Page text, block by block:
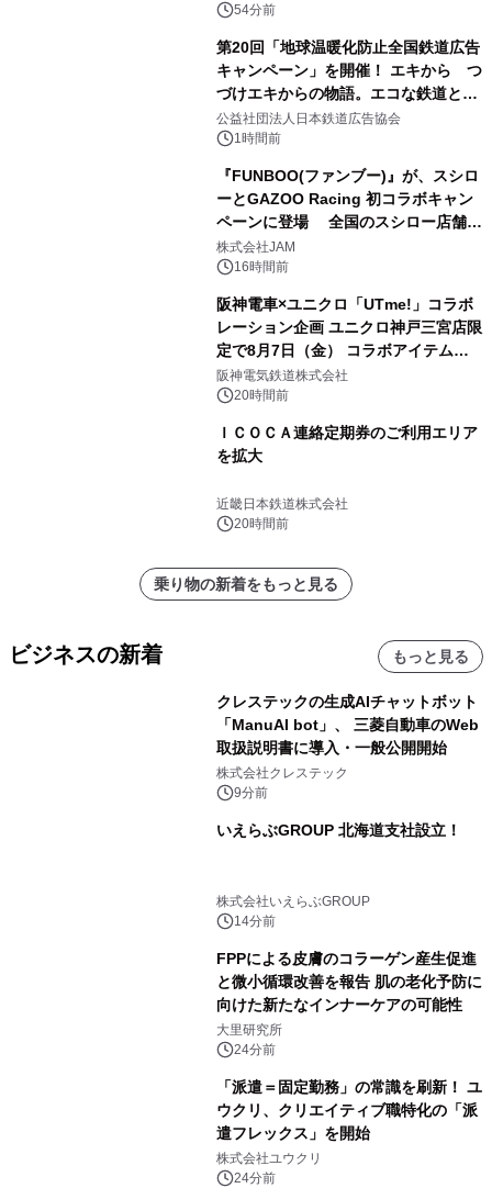
番搾り飲み放題が復活！
54分前
第20回「地球温暖化防止全国鉄道広告
キャンペーン」を開催！ エキから つ
づけエキからの物語。エコな鉄道とと
もに。
公益社団法人日本鉄道広告協会
1時間前
『FUNBOO(ファンブー)』が、スシロ
ーとGAZOO Racing 初コラボキャン
ペーンに登場 全国のスシロー店舗で
GR 4車種の FUNBOO(ミニカー)付き
メニューが展開されます
株式会社JAM
16時間前
阪神電車×ユニクロ「UTme!」コラボ
レーション企画 ユニクロ神戸三宮店限
定で8月7日（金） コラボアイテムが
発売決定！
阪神電気鉄道株式会社
20時間前
ＩＣＯＣＡ連絡定期券のご利用エリア
を拡大
近畿日本鉄道株式会社
20時間前
乗り物の新着をもっと見る
ビジネスの新着 もっと見る
クレステックの生成AIチャットボット
「ManuAI bot」、 三菱自動車のWeb
取扱説明書に導入・一般公開開始
株式会社クレステック
9分前
いえらぶGROUP 北海道支社設立！
株式会社いえらぶGROUP
14分前
FPPによる皮膚のコラーゲン産生促進
と微小循環改善を報告 肌の老化予防に
向けた新たなインナーケアの可能性
大里研究所
24分前
「派遣＝固定勤務」の常識を刷新！ ユ
ウクリ、クリエイティブ職特化の「派
遣フレックス」を開始
株式会社ユウクリ
24分前